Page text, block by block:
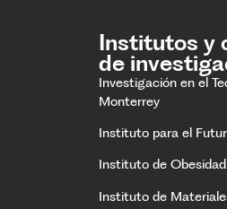
Institutos y
de
Investigación en el
Monterrey
Instituto para el
Instituto de Obesidad
Instituto de